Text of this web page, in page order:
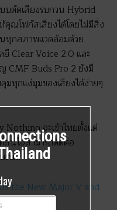
บตัดเสียงรบกวน Hybrid
ณโฟกัสเสียงได้โดยไม่มีสิ่ง
ทุกสภาพแวดล้อมด้วย
ยี Clear Voice 2.0 และ
CMF Buds Pro 2 ยังมี
ทุกแง่มุมของเสียงได้ง่ายๆ
จะเข้าไทยตั้งแต่
นใจสามารถติดต่อ
รนด์
the New Major V and